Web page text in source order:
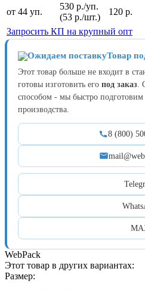
от 44 уп.
530 р./уп.
(53 р./шт.)
120 р.
Запросить КП на крупный опт
Товар
Этот товар больше не входит в
готовы изготовить его под заказ .
способом - мы быстро подготовим
производства.
8 (800)
WebPack
Этот товар в других вариантах:
Размер: